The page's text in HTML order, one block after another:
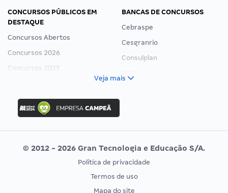
CONCURSOS PÚBLICOS EM
DESTAQUE
Concursos Abertos
Concursos 2026
Concursos 2025
Concurso Ibama
Concurso MPU
Editais publicados
BANCAS DE CONCURSOS
Cebraspe
Cesgranrio
Consulplan
Vunesp
CONCURSOS POR PROFISSÃO
EXAME DE ORDEM
Veja mais
© 2012 - 2026 Gran Tecnologia e Educação S/A.
Política de privacidade
Termos de uso
Mapa do site